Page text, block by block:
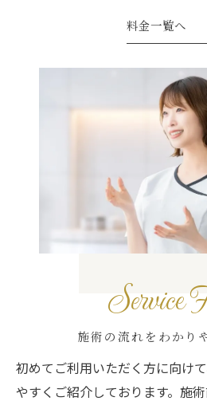
料金一覧へ
Service
施術の流れをわかり
初めてご利用いただく方に向け
やすくご紹介しております。施